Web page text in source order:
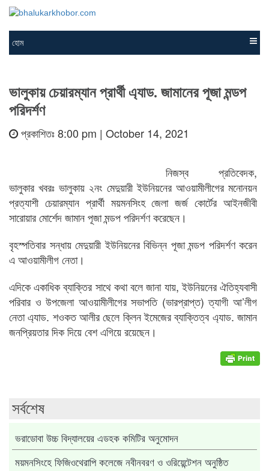
হোম
ভালুকায় চেয়ারম্যান প্রার্থী এ্যাড. জামানের পূজা মন্ডপ
পরিদর্শণ
প্রকাশিতঃ 8:00 pm | October 14, 2021
নিজস্ব প্রতিবেদক,
ভালুকার খবরঃ ভালুকায় ২নং মেদুয়ারী ইউনিয়নের আওয়ামীলীগের মনোনয়ন
প্রত্যাশী চেয়ারম্যান প্রার্থী ময়মনসিংহ জেলা জর্জ কোর্টের আইনজীবী
সারোয়ার মোর্শেদ জামান পূজা মন্ডপ পরিদর্শণ করেছেন।
বৃহস্পতিবার সন্ধায় মেদুয়ারী ইউনিয়নের বিভিন্ন পূজা মন্ডপ পরিদর্শণ করেন
এ আওয়ামীলীগ নেতা।
এদিকে একাধিক ব্যাক্তির সাথে কথা বলে জানা যায়, ইউনিয়নের ঐতিহ্যবাসী
পরিবার ও উপজেলা আওয়ামীলীগের সভাপতি (ভারপ্রাপ্ত) ত্যাগী আ’লীগ
নেতা এ্যাড. শওকত আলীর ছেলে ক্লিন ইমেজের ব্যাক্তিত্ব এ্যাড. জামান
জনপ্রিয়তার দিক দিয়ে বেশ এগিয়ে রয়েছেন।
সর্বশেষ
ভরাডোবা উচ্চ বিদ্যালয়ের এডহক কমিটির অনুমোদন
ময়মনসিংহে ফিজিওথেরাপি কলেজে নবীনবরণ ও ওরিয়েন্টেশন অনুষ্ঠিত